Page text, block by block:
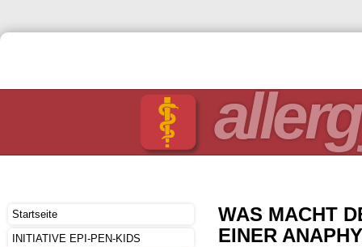
Startseite
INITIATIVE EPI-PEN-KIDS
WAS MACHT
EINER